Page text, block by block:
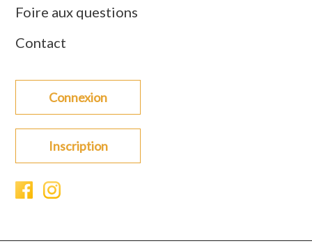
Foire aux questions
Contact
Connexion
Inscription